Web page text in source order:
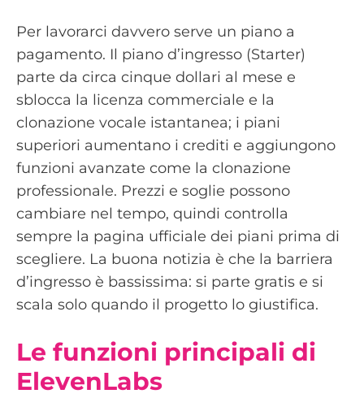
Per lavorarci davvero serve un piano a
pagamento. Il piano d’ingresso (Starter)
parte da circa cinque dollari al mese e
sblocca la licenza commerciale e la
clonazione vocale istantanea; i piani
superiori aumentano i crediti e aggiungono
funzioni avanzate come la clonazione
professionale. Prezzi e soglie possono
cambiare nel tempo, quindi controlla
sempre la pagina ufficiale dei piani prima di
scegliere. La buona notizia è che la barriera
d’ingresso è bassissima: si parte gratis e si
scala solo quando il progetto lo giustifica.
Le funzioni principali di
ElevenLabs